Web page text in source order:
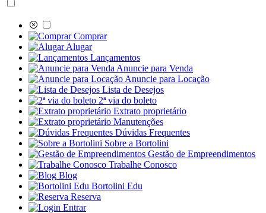
Comprar
Alugar
Lançamentos
Anuncie para Venda
Anuncie para Locação
Lista de Desejos
2ª via do boleto
Extrato proprietário
Manutenções
Dúvidas Frequentes
Sobre a Bortolini
Gestão de Empreendimentos
Trabalhe Conosco
Blog
Bortolini Edu
Reserva
Entrar